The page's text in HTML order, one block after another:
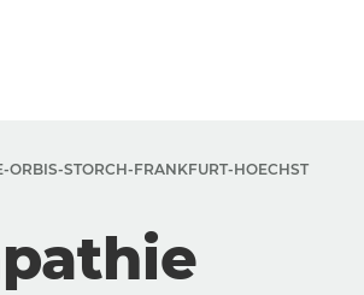
ORBIS-STORCH-FRANKFURT-HOECHST